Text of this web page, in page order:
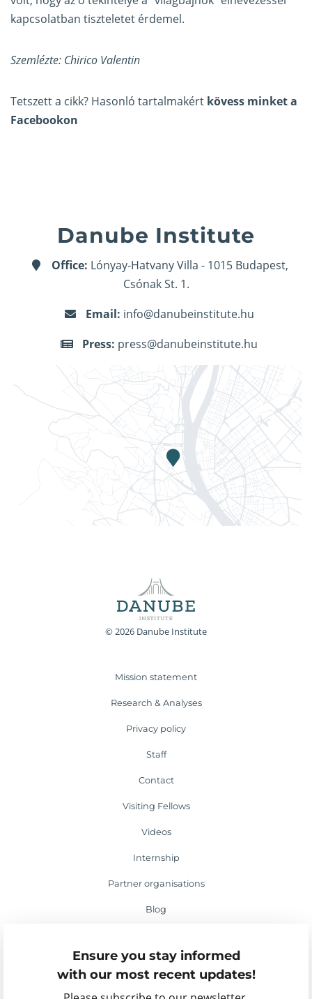
Ensure you stay informed
with our most recent updates!
kapcsolatban tiszteletet érdemel.
Szemlézte: Chirico Valentin
Tetszett a cikk? Hasonló tartalmakért kövess minket a
Facebookon
Danube Institute
Office: Lónyay-Hatvany Villa - 1015 Budapest,
Csónak St. 1.
Email: info@danubeinstitute.hu
Press: press@danubeinstitute.hu
© 2026 Danube Institute
Mission statement
Research & Analyses
Privacy policy
Staff
Contact
Visiting Fellows
Videos
Internship
Partner organisations
Blog
Events